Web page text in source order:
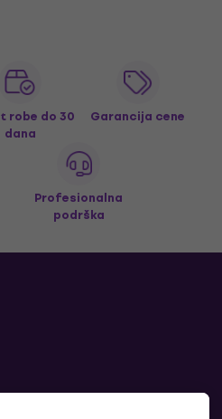
robe do 30
dana
Garancija cene
Profesionalna
podrška